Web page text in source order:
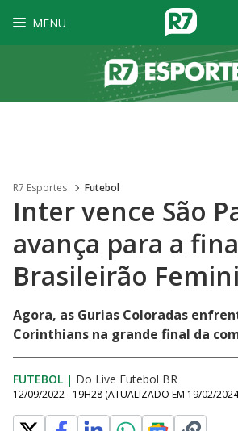
MENU
R7 Esportes Futebol
Inter vence São
avança para a
Brasileirão
Agora, as Gurias Coloradas
Corinthians na grande final da
FUTEBOL | Do Live Futebol BR
12/09/2022 - 19H28 (ATUALIZADO EM 19/02/